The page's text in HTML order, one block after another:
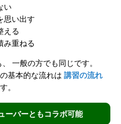
い
思い出す
える
み重ねる
一般の方でも同じです。
基本的な流れは講習の流れ
。
ーバーともコラボ可能